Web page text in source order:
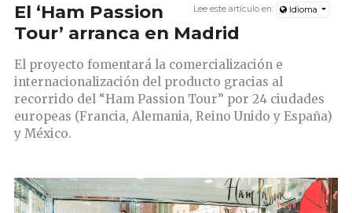
Lee este artículo en: Idioma
El ‘Ham Passion
Tour’ arranca en Madrid
El proyecto fomentará la comercialización e
internacionalización del producto gracias al
recorrido del “Ham Passion Tour” por 24 ciudades
europeas (Francia, Alemania, Reino Unido y España)
y México.